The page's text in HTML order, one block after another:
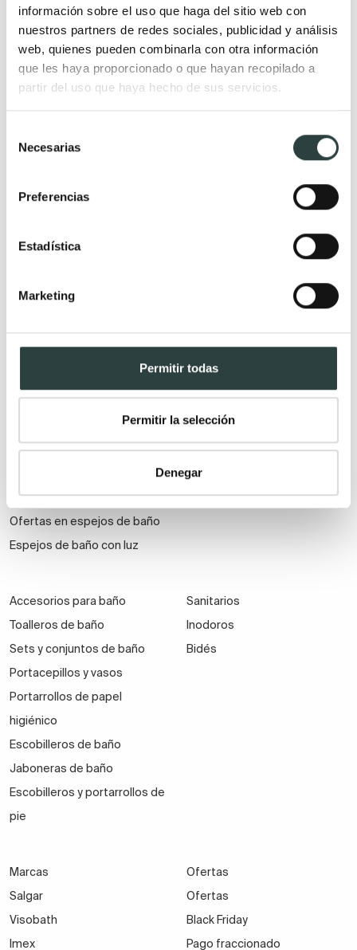
información sobre el uso que haga del sitio web con
nuestros partners de redes sociales, publicidad y análisis
web, quienes pueden combinarla con otra información
que les haya proporcionado o que hayan recopilado a
partir del uso que haya hecho de sus servicios.
Necesarias
Preferencias
Estadística
Marketing
Permitir todas
Permitir la selección
Denegar
neoclásicos
Mueble de baño de madera
Muebles de baño Salgar
Muebles de baño fondo
suspendidos
económicos
Lavabos a medida
Lavabos pedestal
Lavabos suspendidos
Espejos de aumento
Espejos de baño con
Espejos de baño con baldas y
Espejos de baño con antivaho
Espejos de baño a medida
Ofertas en espejos de baño
Espejos de baño con luz
Grifos de lavabo
Conjuntos de ducha
Grifos de ducha higiénica
Grifos para baños modernos
Grifos de bidé
Accesorios para baño
Toalleros de baño
Sets y conjuntos de baño
Portacepillos y vasos
Portarrollos de papel
higiénico
Escobilleros de baño
Jaboneras de baño
Escobilleros y portarrollos de
pie
Sanitarios
Inodoros
Bidés
Marcas
Salgar
Visobath
Imex
Ofertas
Ofertas
Black Friday
Pago fraccionado